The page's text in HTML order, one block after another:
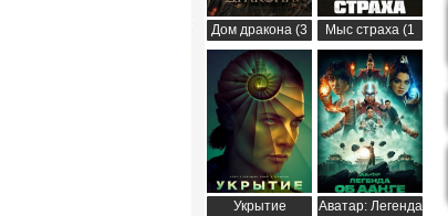
Дом дракона (3
сезон)
Мыс страха (1
сезон)
Укрытие
Аватар: Легенда